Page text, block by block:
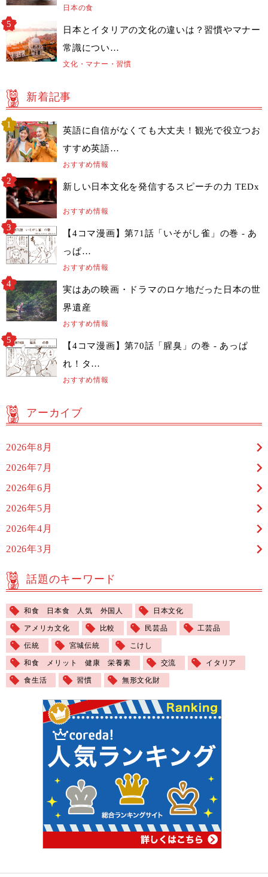
日本の食
日本とイタリアの文化の違いは？習慣やマナー
常識につい…
文化・マナー・習慣
新着記事
英語に自信がなくても大丈夫！観光で役立つお
すすめ英語…
おすすめ情報
新しい日本文化を発信するスピーチの力 TEDx
おすすめ情報
【4コマ漫画】第71話「いそがし雀」の巻 - あ
っぱ…
おすすめ情報
実はあの映画・ドラマのロケ地だった日本の世
界遺産
おすすめ情報
【4コマ漫画】第70話「腥臭」の巻 - あっぱ
れ！タ…
おすすめ情報
アーカイブ
2026年8月
2026年7月
2026年6月
2026年5月
2026年4月
2026年3月
話題のキーワード
和食 日本食 人気 外国人 日本文化
アメリカ文化 比較 民芸品 工芸品
伝統 宮城伝統 こけし
和食 メリット 健康 栄養素 交流 イタリア
食生活 習慣 無形文化財